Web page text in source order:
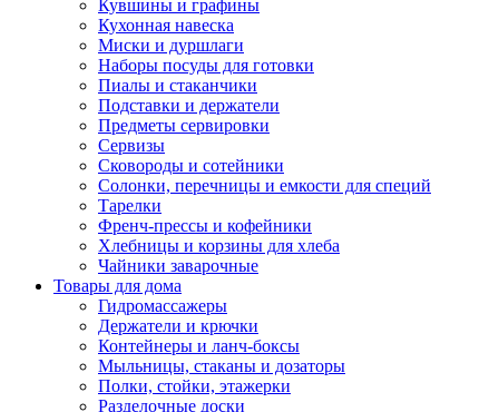
Кувшины и графины
Кухонная навеска
Миски и дуршлаги
Наборы посуды для готовки
Пиалы и стаканчики
Подставки и держатели
Предметы сервировки
Сервизы
Сковороды и сотейники
Солонки, перечницы и емкости для специй
Тарелки
Френч-прессы и кофейники
Хлебницы и корзины для хлеба
Чайники заварочные
Товары для дома
Гидромассажеры
Держатели и крючки
Контейнеры и ланч-боксы
Мыльницы, стаканы и дозаторы
Полки, стойки, этажерки
Разделочные доски